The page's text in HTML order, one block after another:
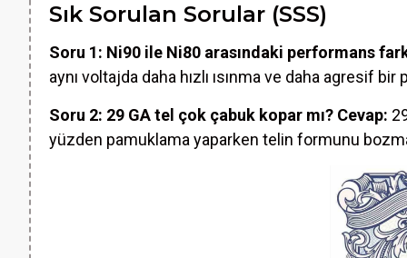
Sık Sorulan Sorular (SSS)
Soru 1: Ni90 ile Ni80 arasındaki performans
aynı voltajda daha hızlı ısınma ve daha agresif
Soru 2: 29 GA tel çok çabuk kopar mı? Cevap:
yüzden pamuklama yaparken telin formunu